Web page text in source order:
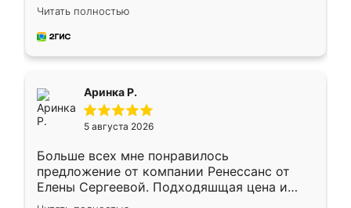
Замерщик приехал в субботу, подошёл к
делу со всей ответственностью. Собрали
за день, ребята работали аккуратно, даже
Читать полностью
Аринка Р.
5 августа 2026
Больше всех мне понравилось
предложение от компании Ренессанс от
Елены Сергеевой. Подходяшщая цена и
короткие сроки изготовления. Приехавший